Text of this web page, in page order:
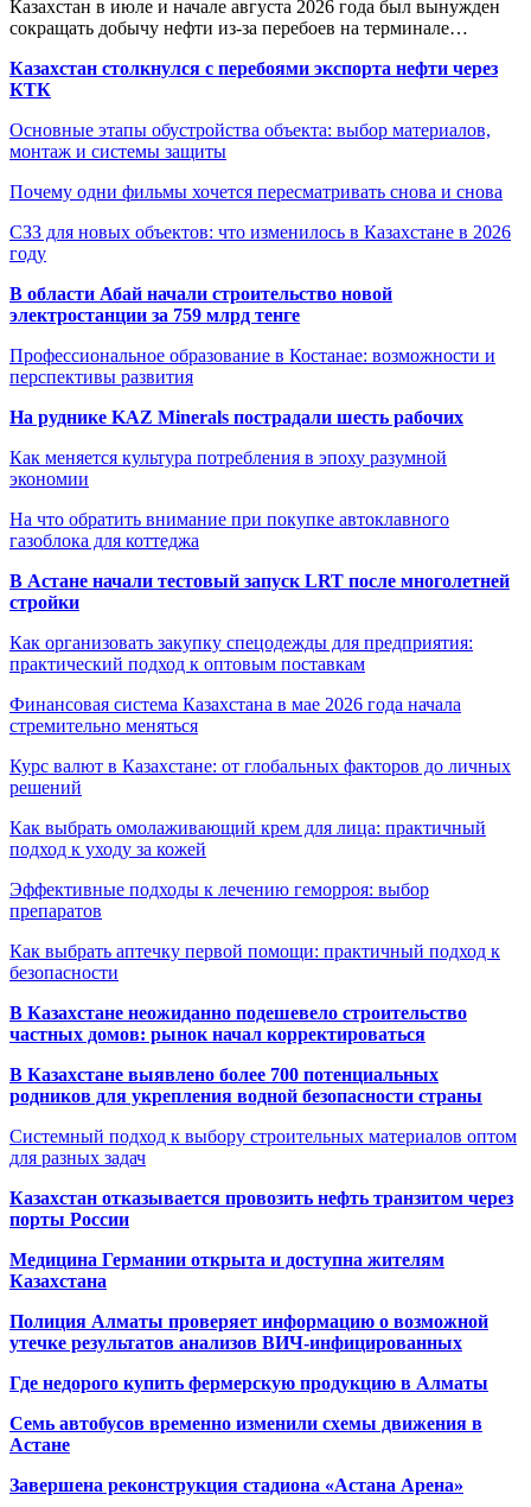
Казахстан в июле и начале августа 2026 года был вынужден
сокращать добычу нефти из-за перебоев на терминале…
Казахстан столкнулся с перебоями экспорта нефти через
КТК
Основные этапы обустройства объекта: выбор материалов,
монтаж и системы защиты
Почему одни фильмы хочется пересматривать снова и снова
СЗЗ для новых объектов: что изменилось в Казахстане в 2026
году
В области Абай начали строительство новой
электростанции за 759 млрд тенге
Профессиональное образование в Костанае: возможности и
перспективы развития
На руднике KAZ Minerals пострадали шесть рабочих
Как меняется культура потребления в эпоху разумной
экономии
На что обратить внимание при покупке автоклавного
газоблока для коттеджа
В Астане начали тестовый запуск LRT после многолетней
стройки
Как организовать закупку спецодежды для предприятия:
практический подход к оптовым поставкам
Финансовая система Казахстана в мае 2026 года начала
стремительно меняться
Курс валют в Казахстане: от глобальных факторов до личных
решений
Как выбрать омолаживающий крем для лица: практичный
подход к уходу за кожей
Эффективные подходы к лечению геморроя: выбор
препаратов
Как выбрать аптечку первой помощи: практичный подход к
безопасности
В Казахстане неожиданно подешевело строительство
частных домов: рынок начал корректироваться
В Казахстане выявлено более 700 потенциальных
родников для укрепления водной безопасности страны
Системный подход к выбору строительных материалов оптом
для разных задач
Казахстан отказывается провозить нефть транзитом через
порты России
Медицина Германии открыта и доступна жителям
Казахстана
Полиция Алматы проверяет информацию о возможной
утечке результатов анализов ВИЧ-инфицированных
Где недорого купить фермерскую продукцию в Алматы
Семь автобусов временно изменили схемы движения в
Астане
Завершена реконструкция стадиона «Астана Арена»